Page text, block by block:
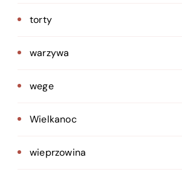
torty
warzywa
wege
Wielkanoc
wieprzowina